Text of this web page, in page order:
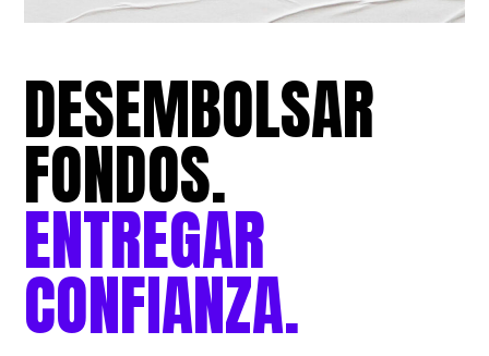
DESEMBOLSAR
FONDOS.
ENTREGAR
CONFIANZA.